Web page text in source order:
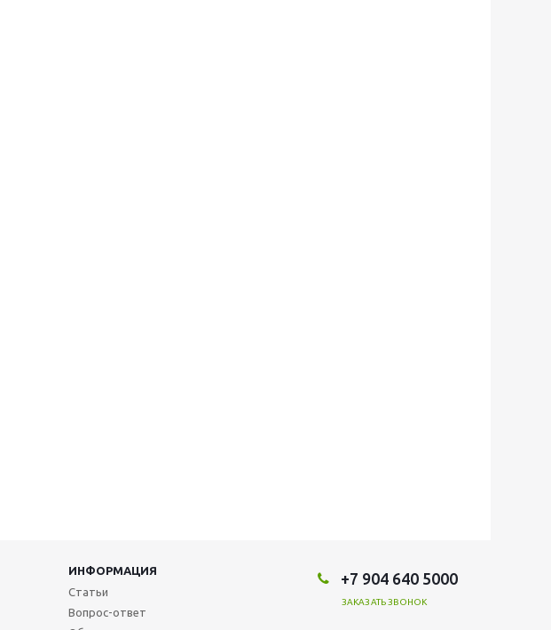
ИНФОРМАЦИЯ
Статьи
Вопрос-ответ
+7 904 640 5000
ЗАКАЗАТЬ ЗВОНОК